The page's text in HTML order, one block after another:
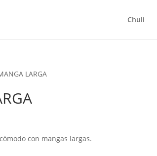
Chuli
LARGA
con mangas largas.